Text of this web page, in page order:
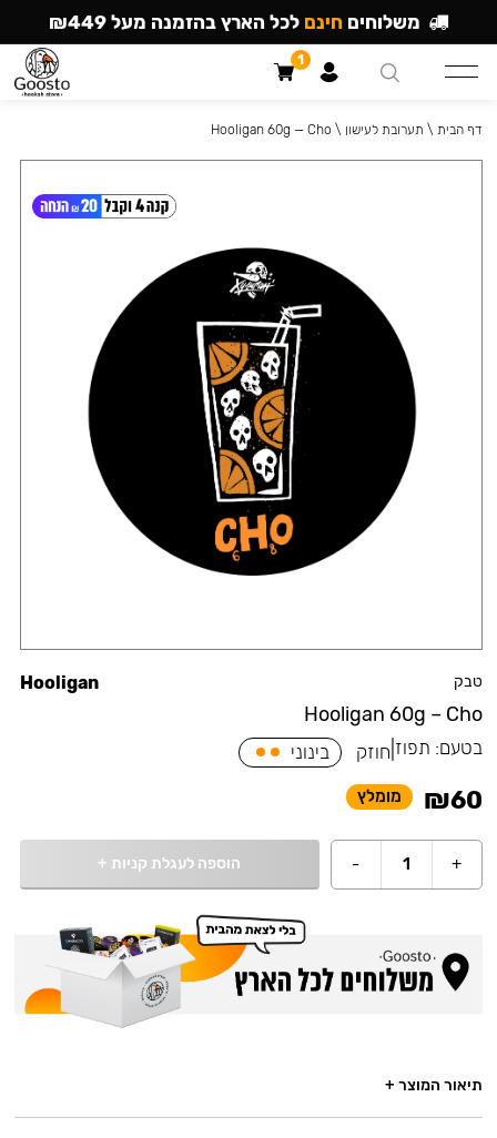
טבק
Hooligan 60g – Cho
Hooligan
בטעם: תפוז חוזק בינוני
₪60 מומלץ
+
1
- הוספה לעגלת קניות +
דף הבית \ תערובת לעישון \
Hooligan 60g — Cho
תיאור המוצר +
משלוחים חינם לכל הארץ בהזמנה מעל ₪449
1